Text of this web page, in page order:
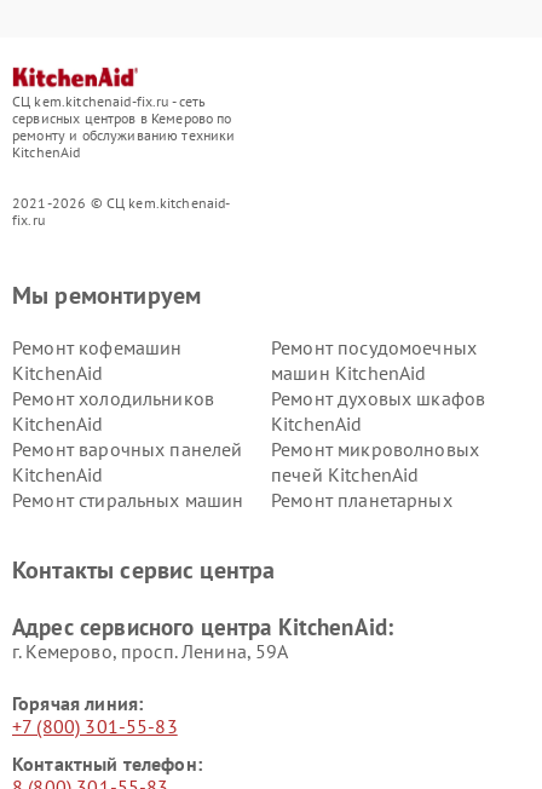
СЦ kem.kitchenaid-fix.ru - сеть
сервисных центров в Кемерово по
ремонту и обслуживанию техники
KitchenAid
2021-2026 © СЦ kem.kitchenaid-
fix.ru
Мы ремонтируем
Ремонт кофемашин
KitchenAid
Ремонт посудомоечных
машин KitchenAid
Ремонт холодильников
KitchenAid
Ремонт духовых шкафов
KitchenAid
Ремонт варочных панелей
KitchenAid
Ремонт микроволновых
печей KitchenAid
Ремонт стиральных машин
Ремонт планетарных
Контакты сервис центра
Адрес сервисного центра KitchenAid:
г. Кемерово, просп. Ленина, 59А
Горячая линия:
+7 (800) 301-55-83
Контактный телефон: